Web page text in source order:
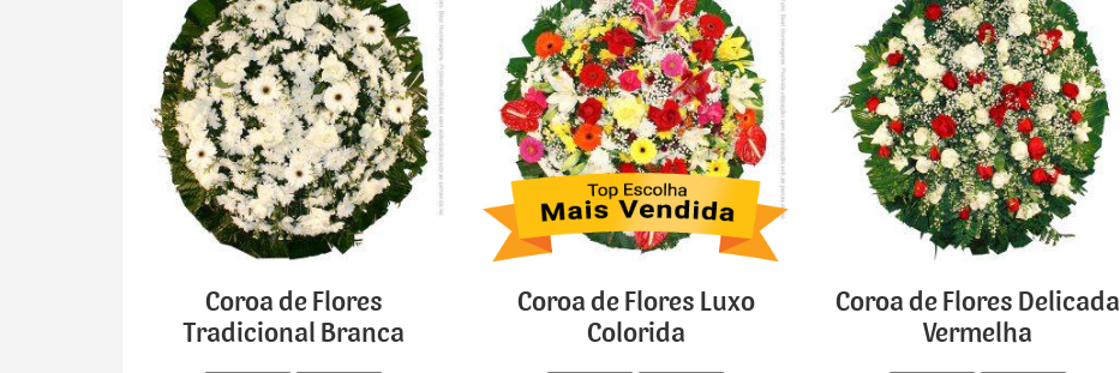
Coroa de Flores
Tradicional Branca
Coroa de Flores Luxo
Colorida
Coroa de Flores Delicada
Vermelha